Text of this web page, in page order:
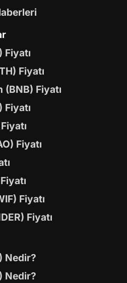
Fiyatı
Fiyatı
(BNB) Fiyatı
Fiyatı
Fiyatı
Fiyatı
Fiyatı
Nedir?
Nedir?